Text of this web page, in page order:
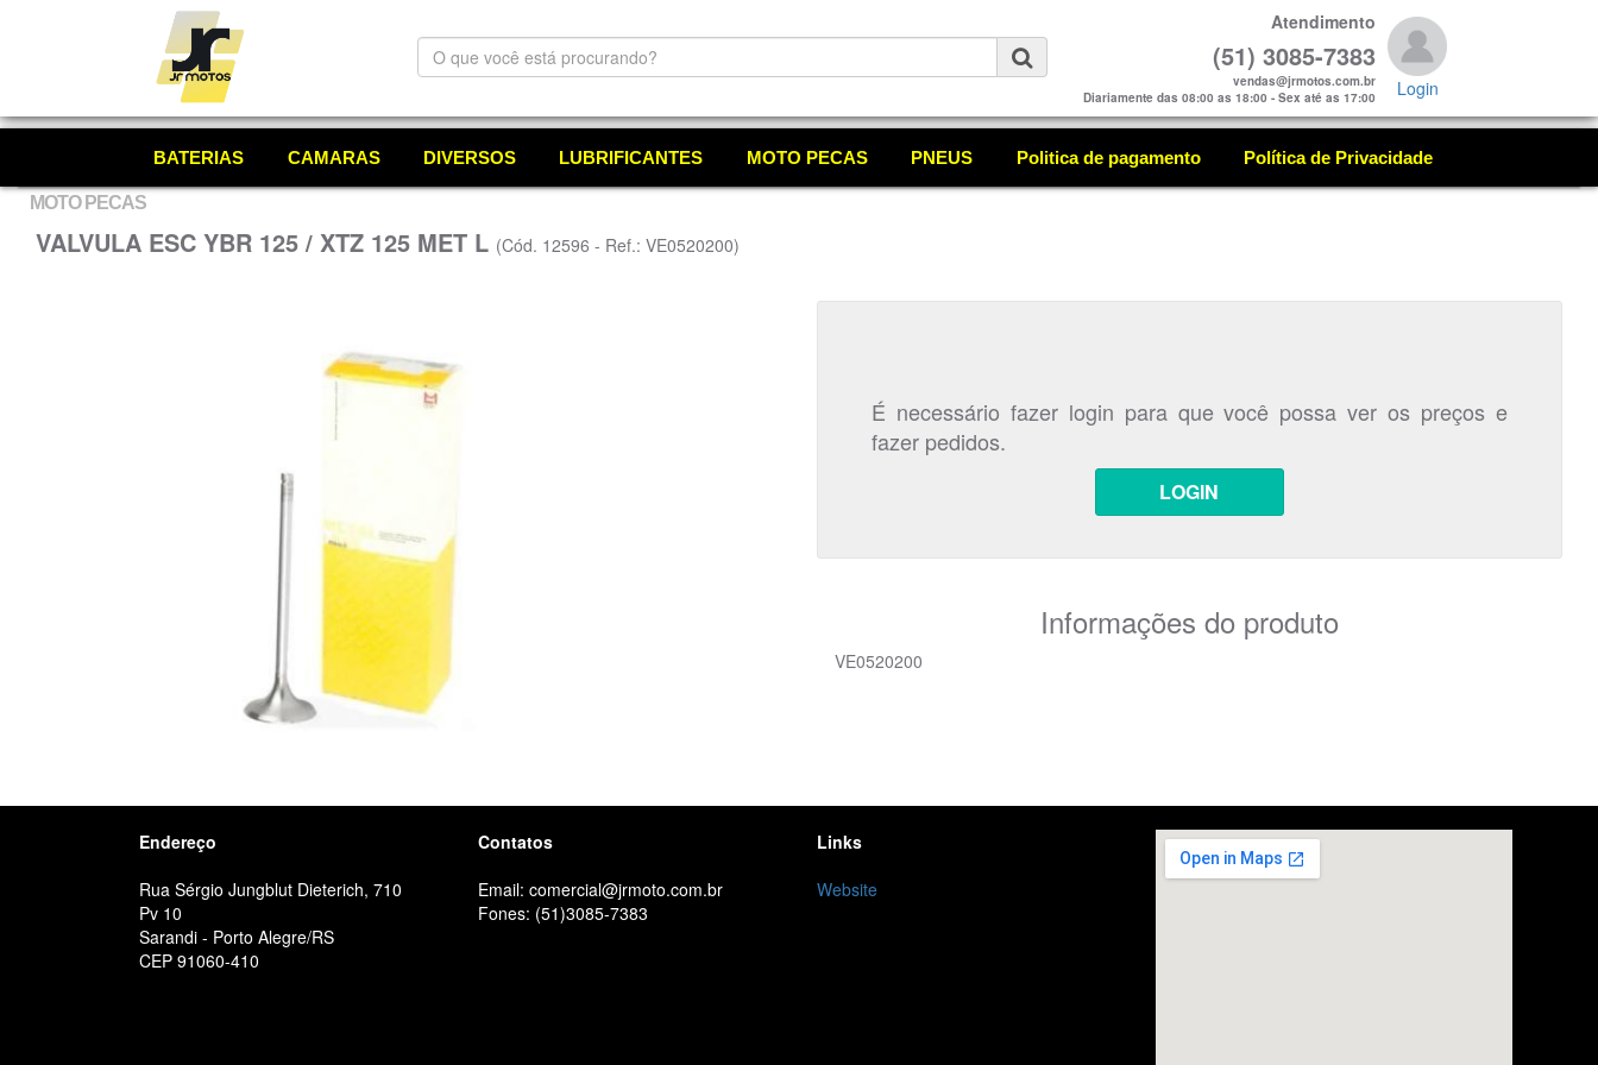
O
que
está
Atendimento
(51) 3085-7383
vendas@jrmotos.com.br
Diariamente das 08:00 as 18:00 - Sex até as 17:00
Login
BATERIAS CAMARAS DIVERSOS LUBRIFICANTES MOTO PECAS PNEUS Politica de pagamento Política de Privacidade
MOTO PECAS
VALVULA ESC YBR 125 / XTZ 125 MET L (Cód. 12596 - Ref.: VE0520200)
É necessário fazer login para que você possa ver os preços e
fazer pedidos.
LOGIN
Informações do produto
VE0520200
Endereço
Rua Sérgio Jungblut Dieterich, 710
Pv 10
Sarandi - Porto Alegre/RS
CEP 91060-410
Contatos
Email: comercial@jrmoto.com.br
Fones: (51)3085-7383
Links
Website